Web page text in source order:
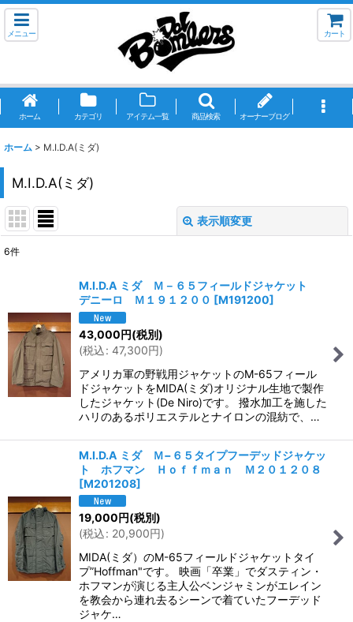
メニュー カート
ホーム カテゴリ アイテム一覧 商品検索 オーナーブログ
ホーム > M.I.D.A(ミダ)
M.I.D.A(ミダ)
表示順変更
表示数:
並び順:
絞り込む
6件
M.I.D.A ミダ Ｍ－６５フィールドジャケット
デニーロ Ｍ１９１２００ [M191200]
43,000円(税別)
(税込: 47,300円)
アメリカ軍の野戦用ジャケットのM-65フィール
ドジャケットをMIDA(ミダ)オリジナル生地で製作
したジャケット(De Niro)です。 撥水加工を施した
ハリのあるポリエステルとナイロンの混紡で、…
M.I.D.A ミダ Ｍ−６５タイプフーデッドジャケッ
ト ホフマン Ｈｏｆｆｍａｎ Ｍ２０１２０８
[M201208]
19,000円(税別)
(税込: 20,900円)
MIDA(ミダ）のM-65フィールドジャケットタイ
プ”Hoffman"です。 映画「卒業」でダスティン・
ホフマンが演じる主人公ベンジャミンがエレイン
を教会から連れ去るシーンで着ていたフーデッド
ジャケ…